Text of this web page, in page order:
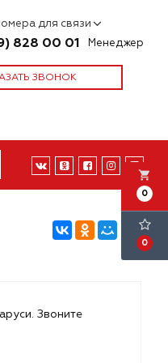
для связи
828 00 01 Менеджер
ЗВОНОК
local_grocery_store
0
0
Звоните